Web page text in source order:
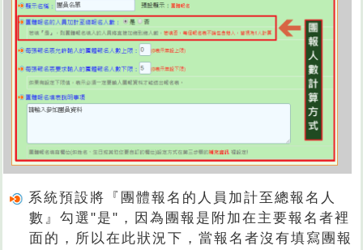
系統預設將『團體報名的人員加計至總報名人
數』勾選"是"，因為團報是附加在主要報名者裡
面的，所以在此狀況下，當報名者沒有填寫團報